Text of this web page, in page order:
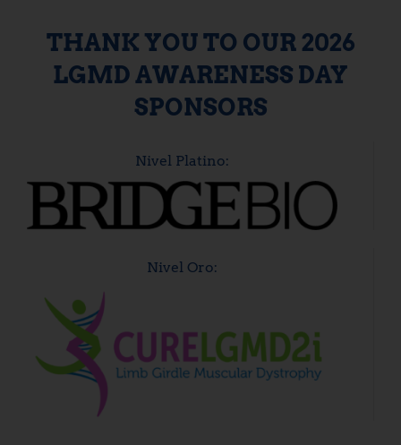
THANK YOU TO OUR 2026
LGMD AWARENESS DAY
SPONSORS
Nivel Platino:
Nivel Oro: